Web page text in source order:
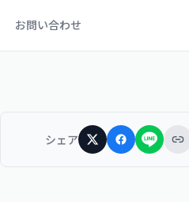
お問い合わせ
シェア